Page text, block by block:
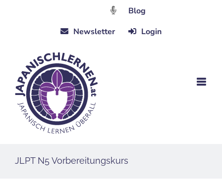
Blog
Newsletter
Login
JLPT N5 Vorbereitungskurs